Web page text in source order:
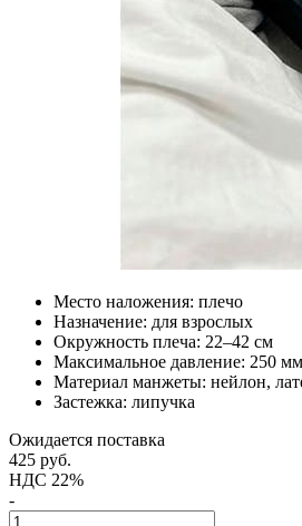
Место наложения: плечо
Назначение: для взрослых
Окружность плеча: 22–42 см
Максимальное давление: 250 мм
Материал манжеты: нейлон,
Застежка: липучка
Ожидается поставка
425 руб.
НДС 22%
-